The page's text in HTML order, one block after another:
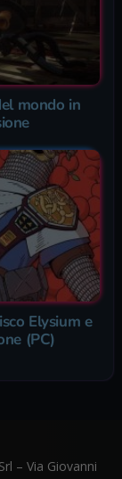
mondo in
Elysium e
(PC)
– Via Giovanni